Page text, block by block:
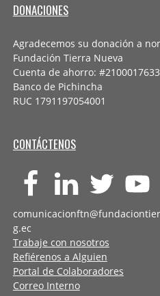
DONACIONES
Agradecemos su donación a
Fundación Tierra Nueva
Cuenta de ahorro: #2100017633
Banco de Pichincha
RUC 1791197054001
CONTÁCTENOS
g.ec
Trabaje con nosotros
Refiérenos a Alguien
Portal de Colaboradores
Correo Interno